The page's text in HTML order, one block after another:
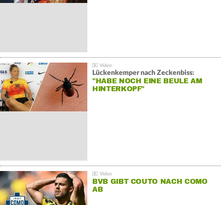
Lückenkemper nach Zeckenbiss:
"HABE NOCH EINE BEULE AM
HINTERKOPF"
BVB GIBT COUTO NACH COMO
AB